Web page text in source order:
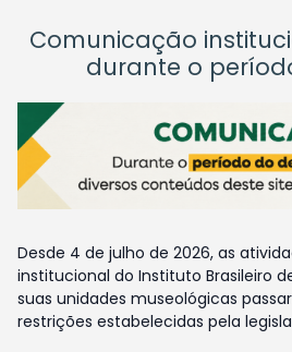
Comunicação
durante o
Desde 4 de julho de 2026, as
institucional do Instituto Brasileiro
suas unidades museológicas
restrições estabelecidas pela